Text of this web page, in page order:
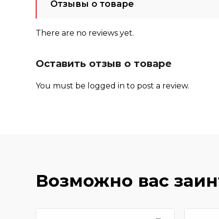
Отзывы о товаре
There are no reviews yet.
Оставить отзыв о товаре
You must be logged in to post a review.
Возможно вас